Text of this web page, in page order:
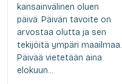
kansainvälinen oluen
päivä. Päivän tavoite on
arvostaa olutta ja sen
tekijöitä ympäri maailmaa.
Päivää vietetään aina
elokuun...